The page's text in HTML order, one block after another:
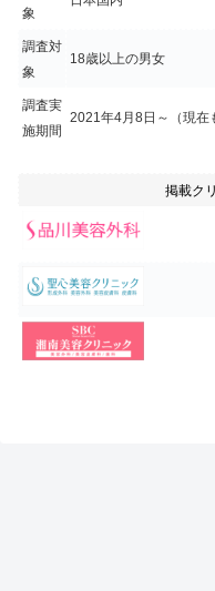
象
調査対
象
18歳以上の男女
調査実
施期間
2021年4月8日～（現在
掲載ク